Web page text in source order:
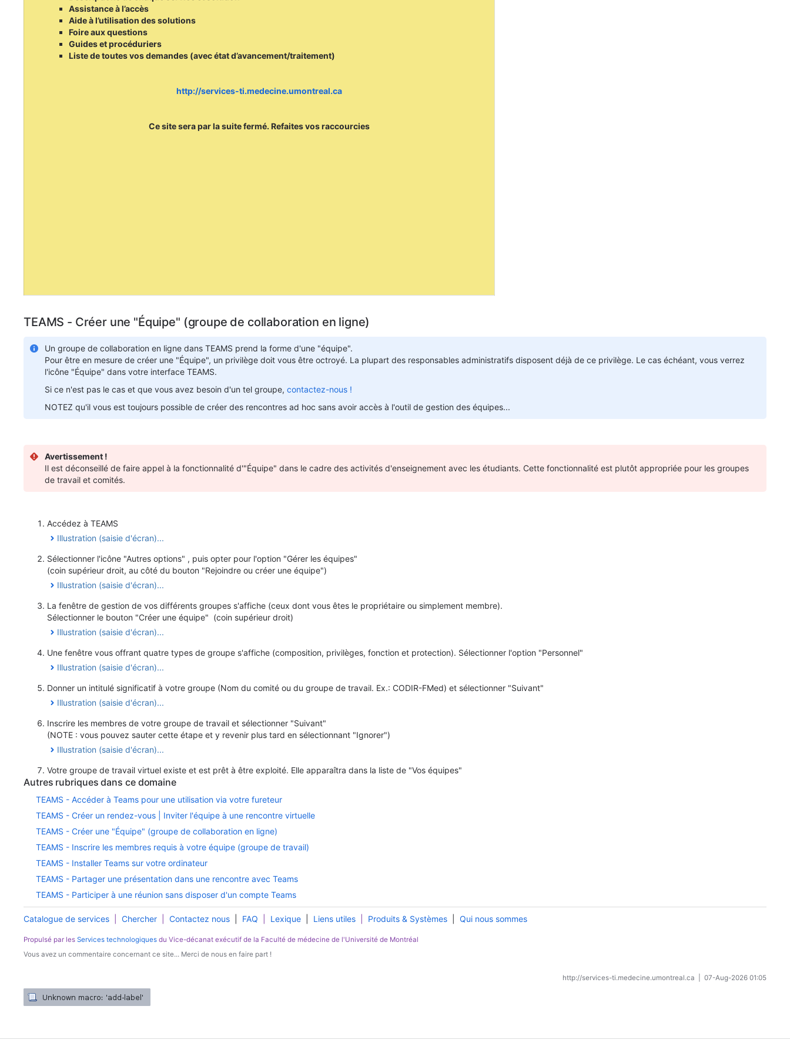
Assistance à l’accès
Aide à l’utilisation des solutions
Foire aux questions
Guides et procéduriers
Liste de toutes vos demandes (avec état d’avancement/traitement)
http://services-ti.medecine.umontreal.ca
Ce site sera par la suite fermé. Refaites vos raccourcies
TEAMS - Créer une "Équipe" (groupe de collaboration en ligne)
Un groupe de collaboration en ligne dans TEAMS prend la forme d'une "équipe".
Pour être en mesure de créer une "Équipe", un privilège doit vous être octroyé. La plupart des responsables administratifs disposent déjà de ce privilège. Le cas échéant, vous verrez
l'icône "Équipe" dans votre interface TEAMS.
Si ce n'est pas le cas et que vous avez besoin d'un tel groupe, contactez-nous !
NOTEZ qu'il vous est toujours possible de créer des rencontres ad hoc sans avoir accès à l'outil de gestion des équipes...
Avertissement !
Il est déconseillé de faire appel à la fonctionnalité d'"Équipe" dans le cadre des activités d'enseignement avec les étudiants. Cette fonctionnalité est plutôt appropriée pour les groupes
de travail et comités.
Accédez à TEAMS
Illustration (saisie d'écran)...
Sélectionner l'icône "Autres options" , puis opter pour l'option "Gérer les équipes"
(coin supérieur droit, au côté du bouton "Rejoindre ou créer une équipe")
Illustration (saisie d'écran)...
La fenêtre de gestion de vos différents groupes s'affiche (ceux dont vous êtes le propriétaire ou simplement membre).
Sélectionner le bouton "Créer une équipe" (coin supérieur droit)
Illustration (saisie d'écran)...
Une fenêtre vous offrant quatre types de groupe s'affiche (composition, privilèges, fonction et protection). Sélectionner l'option "Personnel"
Illustration (saisie d'écran)...
Donner un intitulé significatif à votre groupe (Nom du comité ou du groupe de travail. Ex.: CODIR-FMed) et sélectionner "Suivant"
Illustration (saisie d'écran)...
Inscrire les membres de votre groupe de travail et sélectionner "Suivant"
(NOTE : vous pouvez sauter cette étape et y revenir plus tard en sélectionnant "Ignorer")
Illustration (saisie d'écran)...
Votre groupe de travail virtuel existe et est prêt à être exploité. Elle apparaîtra dans la liste de "Vos équipes"
Autres rubriques dans ce domaine
TEAMS - Accéder à Teams pour une utilisation via votre fureteur
TEAMS - Créer un rendez-vous | Inviter l'équipe à une rencontre virtuelle
TEAMS - Créer une "Équipe" (groupe de collaboration en ligne)
TEAMS - Inscrire les membres requis à votre équipe (groupe de travail)
TEAMS - Installer Teams sur votre ordinateur
TEAMS - Partager une présentation dans une rencontre avec Teams
TEAMS - Participer à une réunion sans disposer d'un compte Teams
Catalogue de services Chercher Contactez nous FAQ Lexique Liens utiles Produits & Systèmes Qui nous sommes
Propulsé par les Services technologiques du Vice-décanat exécutif de la Faculté de médecine de l'Université de Montréal
Vous avez un commentaire concernant ce site... Merci de nous en faire part !
http://services-ti.medecine.umontreal.ca 07-Aug-2026 01:05